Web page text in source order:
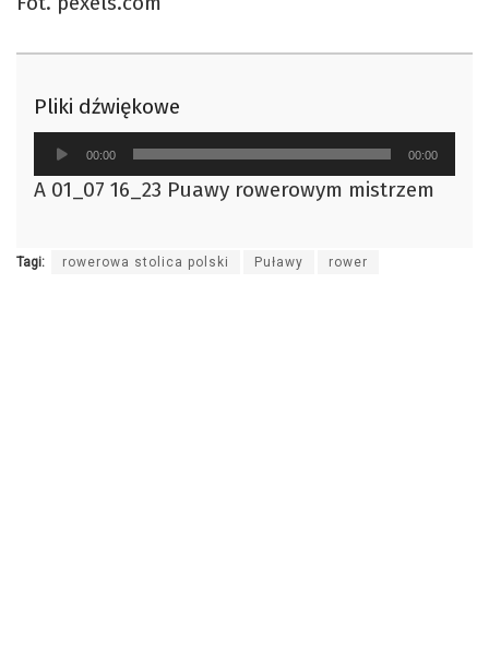
Pliki dźwiękowe
Odtwarzacz
plików
dźwiękowych
00:00 00:00
A 01_07 16_23 Puawy rowerowym mistrzem
Tagi: rowerowa stolica polski Puławy rower